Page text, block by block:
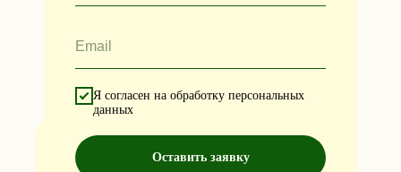
Email
Я согласен на обработку персональных
данных
Оставить заявку